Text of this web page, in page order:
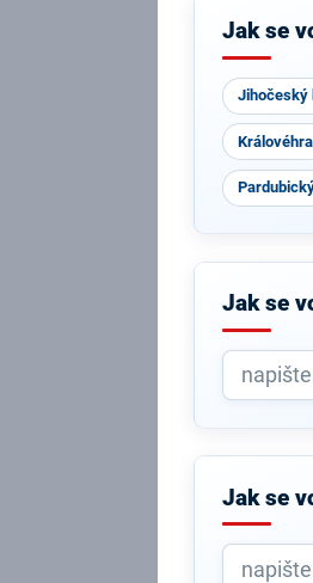
Jak se
Jihočeský
Jak se
Jak se